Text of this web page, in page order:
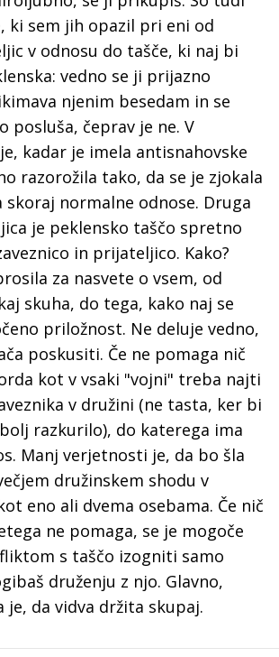
ki sem jih opazil pri eni od
v odnosu do tašče, ki naj bi
vedno se ji prijazno
njenim besedam in se
posluša, čeprav je ne. V
kadar je imela antisnahovske
razorožila tako, da se je zjokala
skoraj normalne odnose. Druga
je peklensko taščo spretno
in prijateljico. Kako?
za nasvete o vsem, od
skuha, do tega, kako naj se
priložnost. Ne deluje vedno,
poskusiti. Če ne pomaga nič
kot v vsaki "vojni" treba najti
v družini (ne tasta, ker bi
razkurilo), do katerega ima
Manj verjetnosti je, da bo šla
družinskem shodu v
eno ali dvema osebama. Če nič
ne pomaga, se je mogoče
s taščo izogniti samo
druženju z njo. Glavno,
je, da vidva držita skupaj.